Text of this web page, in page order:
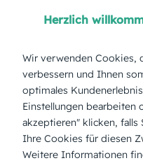
Stilvolle Schriftart
Karten einfach
Herzlich
Wir verwenden Cookies,
verbessern und Ihnen
optimales
Einstellungen bearbeiten
akzeptieren" klicken, falls
Ihre Cookies für diesen
Weitere Informationen